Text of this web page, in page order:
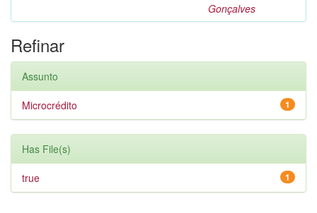
Gonçalves
Refinar
Assunto
1
Microcrédito
Has File(s)
1
true